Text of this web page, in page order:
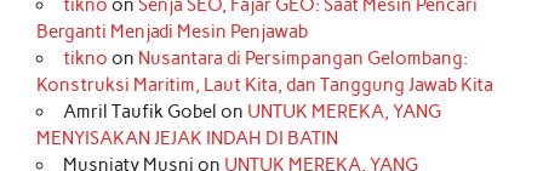
tikno on Senja SEO, Fajar GEO: Saat Mesin Pencari
Berganti Menjadi Mesin Penjawab
tikno on Nusantara di Persimpangan Gelombang:
Konstruksi Maritim, Laut Kita, dan Tanggung Jawab Kita
Amril Taufik Gobel on UNTUK MEREKA, YANG
MENYISAKAN JEJAK INDAH DI BATIN
Musniaty Musni on UNTUK MEREKA, YANG